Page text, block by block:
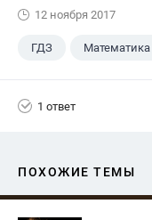
12 ноября 2017
ГДЗ Математика
1 ответ
ПОХОЖИЕ ТЕМЫ